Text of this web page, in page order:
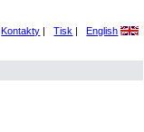
Kontakty | Tisk | English